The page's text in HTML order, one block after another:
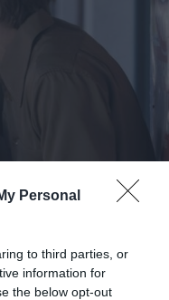
Personal
to third parties, or
information for
the below opt-out
ζευγάρια ζωδίων
BELOW